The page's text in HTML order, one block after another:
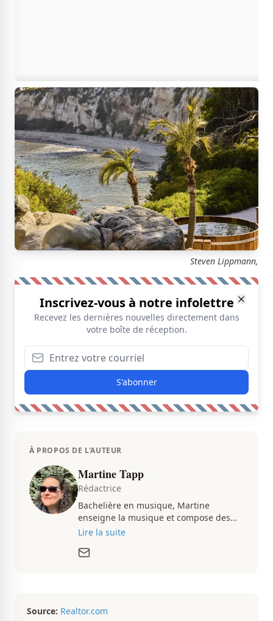
Steven Lippmann,
Inscrivez-vous à notre infolettre
Recevez les dernières nouvelles directement dans
votre boîte de réception.
S'abonner
À PROPOS DE L'AUTEUR
Martine Tapp
Rédactrice
Bachelière en musique, Martine
enseigne la musique et compose des
pièces musicales pendant ses temps
d’aménagement intérieur, elle suit de
Lire la suite
Source: Realtor.com